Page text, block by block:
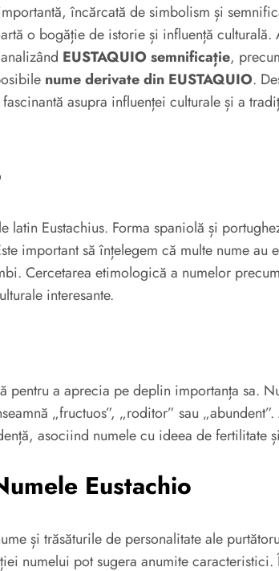
încărcată de simbolism și
o bogăție de istorie și influență culturală.
EUSTAQUIO semnificație,
nume derivate din EUSTAQUIO.
asupra influenței culturale și a
latin Eustachius. Forma spaniolă și
important să înțelegem că multe nume au
Cercetarea etimologică a numelor
interesante.
pentru a aprecia pe deplin importanța sa.
„fructuos”, „roditor” sau „abundent”.
asociind numele cu ideea de fertilitate
Eustachio
și trăsăturile de personalitate ale
numelui pot sugera anumite caracteristici.